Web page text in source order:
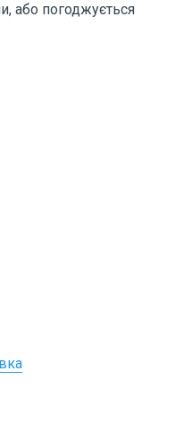
або погоджується